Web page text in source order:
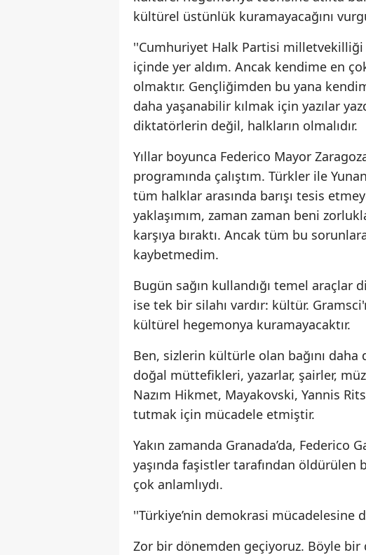
kültürel üstünlük kuramayacağını
''Cumhuriyet Halk Partisi
içinde yer aldım. Ancak kendime en
olmaktır. Gençliğimden bu yana
daha yaşanabilir kılmak için yazılar
diktatörlerin değil, halkların olmalıdır.
Yıllar boyunca Federico Mayor
programında çalıştım. Türkler ile
tüm halklar arasında barışı tesis
yaklaşımım, zaman zaman beni
karşıya bıraktı. Ancak tüm bu
kaybetmedim.
Bugün sağın kullandığı temel
ise tek bir silahı vardır: kültür.
kültürel hegemonya kuramayacaktır.
Ben, sizlerin kültürle olan bağını
doğal müttefikleri, yazarlar, şairler,
Nazım Hikmet, Mayakovski, Yannis
tutmak için mücadele etmiştir.
Yakın zamanda Granada’da, Federico
yaşında faşistler tarafından öldürülen
çok anlamlıydı.
''Türkiye’nin demokrasi mücadelesine
Zor bir dönemden geçiyoruz. Böyle bir